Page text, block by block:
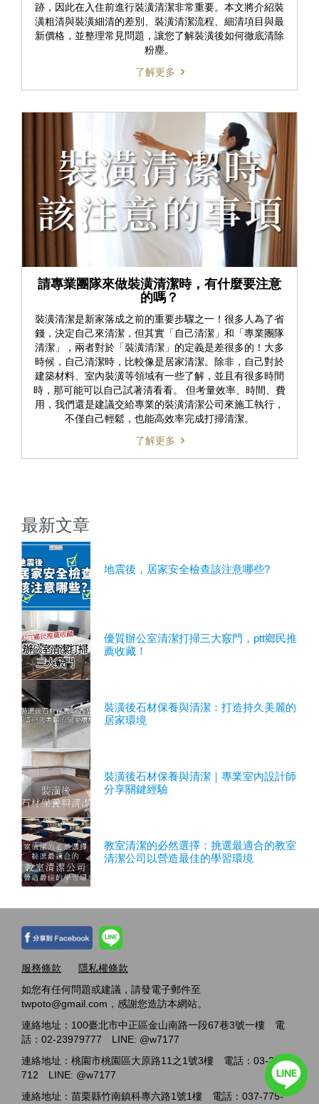
跡，因此在入住前進行裝潢清潔非常重要。本文將介紹裝
潢粗清與裝潢細清的差別、裝潢清潔流程、細清項目與最
新價格，並整理常見問題，讓您了解裝潢後如何徹底清除
粉塵。
了解更多
請專業團隊來做裝潢清潔時，有什麼要注意
的嗎？
裝潢清潔是新家落成之前的重要步驟之一！很多人為了省
錢，決定自己來清潔，但其實「自己清潔」和「專業團隊
清潔」，兩者對於「裝潢清潔」的定義是差很多的！大多
時候，自己清潔時，比較像是居家清潔。除非，自己對於
建築材料、室內裝潢等領域有一些了解，並且有很多時間
時，那可能可以自己試著清看看。 但考量效率、時間、費
用，我們還是建議交給專業的裝潢清潔公司來施工執行，
不僅自己輕鬆，也能高效率完成打掃清潔。
了解更多
最新文章
地震後，居家安全檢查該注意哪些?
優質辦公室清潔打掃三大竅門，ptt鄉民推
薦收藏！
裝潢後石材保養與清潔：打造持久美麗的
居家環境
裝潢後石材保養與清潔｜專業室內設計師
分享關鍵經驗
教室清潔的必然選擇：挑選最適合的教室
清潔公司以營造最佳的學習環境
服務條款
隱私權條款
如您有任何問題或建議，請發電子郵件至
twpoto@gmail.com，感謝您造訪本網站。
連絡地址：100臺北市中正區金山南路一段67巷3號一樓 電
話：02-23979777 LINE: @w7177
連絡地址：桃園市桃園區大原路11之1號3樓 電話：03-2717-
712 LINE: @w7177
連絡地址：苗栗縣竹南鎮科專六路1號1樓 電話：037-775-